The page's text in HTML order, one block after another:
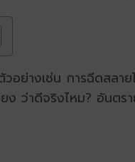
ย่างเช่น การฉีดสลา
ว่าดีจริงไหม? อันต